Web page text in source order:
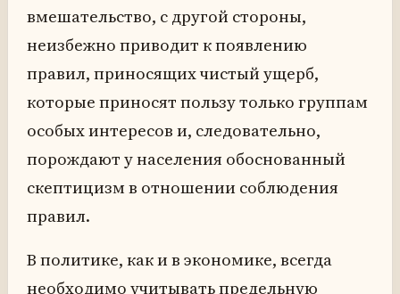
вмешательство, с другой стороны,
неизбежно приводит к появлению
правил, приносящих чистый ущерб,
которые приносят пользу только группам
особых интересов и, следовательно,
порождают у населения обоснованный
скептицизм в отношении соблюдения
правил.
В политике, как и в экономике, всегда
необходимо учитывать предельную